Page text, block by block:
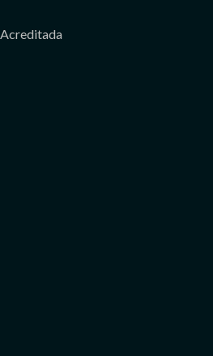
Acreditada